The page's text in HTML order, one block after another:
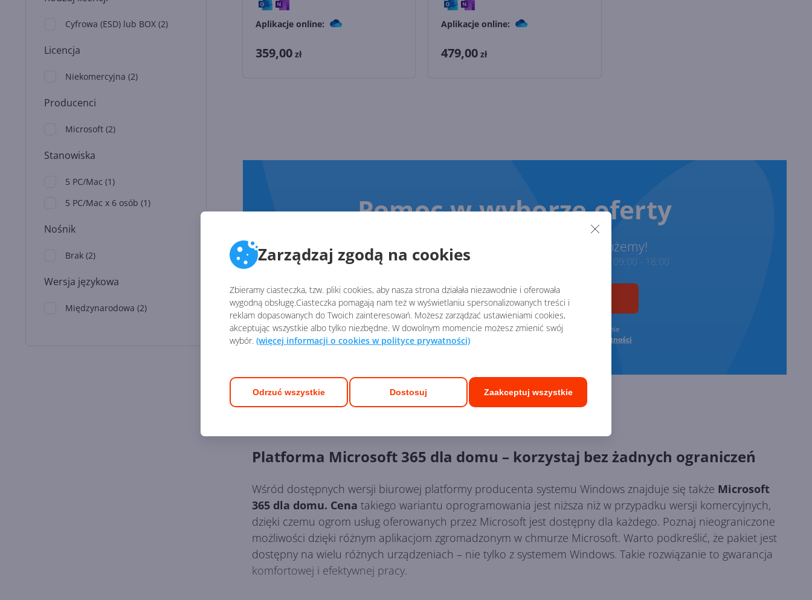
Zarządzaj zgodą na cookies
Zbieramy ciasteczka, tzw. pliki cookies, aby nasza strona działała niezawodnie i oferowała
wygodną obsługę.Ciasteczka pomagają nam też w wyświetlaniu spersonalizowanych treści i
reklam dopasowanych do Twoich zainteresowań. Możesz zarządzać ustawieniami cookies,
akceptując wszystkie albo tylko niezbędne. W dowolnym momencie możesz zmienić swój
wybór. (więcej informacji o cookies w polityce prywatności)
Odrzuć wszystkie Dostosuj Zaakceptuj wszystkie
Cyfrowa (ESD) lub BOX (2)
Licencja
Niekomercyjna (2)
Producenci
Microsoft (2)
Stanowiska
5 PC/Mac (1)
5 PC/Mac x 6 osób (1)
Nośnik
Brak (2)
Wersja językowa
Międzynarodowa (2)
Aplikacje online:
359,00 zł
Aplikacje online:
479,00 zł
Pomoc w wyborze oferty
Zostaw swój numer, oddzwonimy i pomożemy!
Oddzwonimy w ciągu 15 minut w dni robocze w godzinach 09:00 - 18:00
Zostawiając numer telefonu wyrażasz zgodę na przetwarzanie
danych wg zasadRegulaminu sklepu Polityki Prywatności
Platforma Microsoft 365 dla domu – korzystaj bez żadnych ograniczeń
Wśród dostępnych wersji biurowej platformy producenta systemu Windows znajduje się także Microsoft
365 dla domu. Cena takiego wariantu oprogramowania jest niższa niż w przypadku wersji komercyjnych,
dzięki czemu ogrom usług oferowanych przez Microsoft jest dostępny dla każdego. Poznaj nieograniczone
możliwości dzięki różnym aplikacjom zgromadzonym w chmurze Microsoft. Warto podkreślić, że pakiet jest
dostępny na wielu różnych urządzeniach – nie tylko z systemem Windows. Takie rozwiązanie to gwarancja
komfortowej i efektywnej pracy.